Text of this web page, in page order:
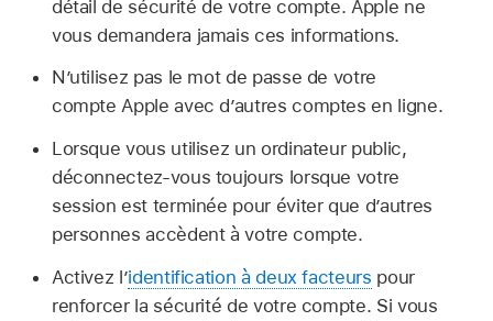
détail de sécurité de votre compte. Apple ne
vous demandera jamais ces informations.
N’utilisez pas le mot de passe de votre
compte Apple avec d’autres comptes en ligne.
Lorsque vous utilisez un ordinateur public,
déconnectez-vous toujours lorsque votre
session est terminée pour éviter que d’autres
personnes accèdent à votre compte.
Activez l’identification à deux facteurs pour
renforcer la sécurité de votre compte. Si vous